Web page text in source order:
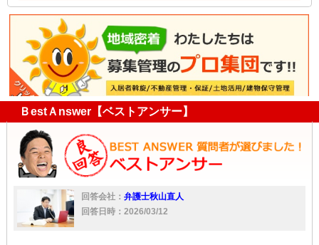
相続 家 家賃 値上げ 対応 相場 調停
ＢestＡnswer【ベストアンサー】
回答会社： 弁護士秋山直人
回答日時：2026/03/12